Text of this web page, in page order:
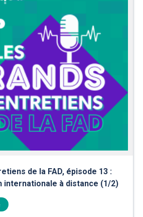
de la FAD, épisode 13 :
internationale à distance (1/2)